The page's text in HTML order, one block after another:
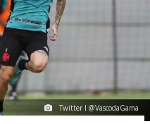
Twitter I @VascodaGama